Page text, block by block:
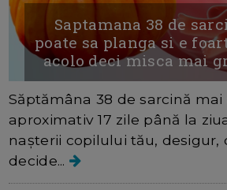
Saptamana 38 de
poate sa planga si e
acolo deci misca mai
Săptămâna 38 de sarcină
aproximativ 17 zile până la
nașterii copilului tău, desigur,
decide...